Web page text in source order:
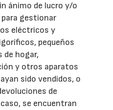
ánimo de lucro y/o
gestionar
eléctricos y
pequeños
hogar,
y otros aparatos
sido vendidos, o
de
se encuentran